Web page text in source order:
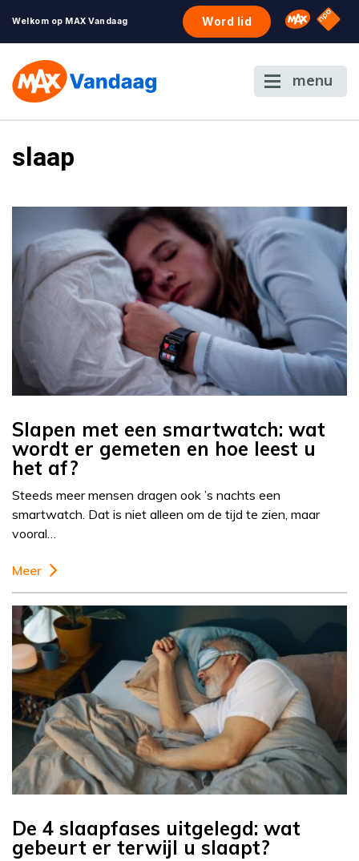
Welkom op MAX Vandaag Word lid Omroep
NPO
menu
slaap
Slapen met een smartwatch: wat
wordt er gemeten en hoe leest u
het af?
Steeds meer mensen dragen ook ’s nachts een
smartwatch. Dat is niet alleen om de tijd te zien, maar
vooral…
Meer
De 4 slaapfases uitgelegd: wat
gebeurt er terwijl u slaapt?